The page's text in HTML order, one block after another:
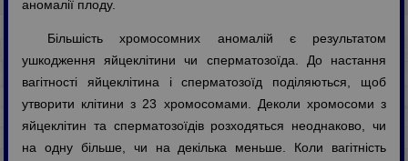
аномалії плоду.
Більшість хромосомних аномалій є результатом
ушкодження яйцеклітини чи сперматозоїда. До настання
вагітності яйцеклітина і сперматозоїд поділяються, щоб
утворити клітини з 23 хромосомами. Деколи хромосоми з
яйцеклітин та сперматозоїдів розходяться неоднаково, чи
на одну більше, чи на декілька меньше. Коли вагітність